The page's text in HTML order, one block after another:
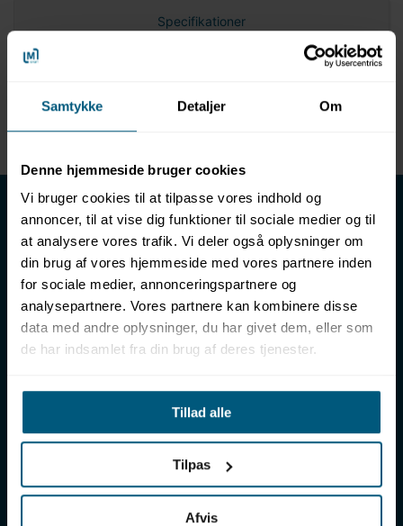
Samtykke Detaljer Om
Denne hjemmeside bruger cookies
Vi bruger cookies til at tilpasse vores indhold og
annoncer, til at vise dig funktioner til sociale medier og til
at analysere vores trafik. Vi deler også oplysninger om
din brug af vores hjemmeside med vores partnere inden
for sociale medier, annonceringspartnere og
analysepartnere. Vores partnere kan kombinere disse
data med andre oplysninger, du har givet dem, eller som
de har indsamlet fra din brug af deres tjenester.
Tillad alle
Tilpas
Afvis
Specifikationer
Enhed
LML SPORT - Alt til vand
LML SPORT er en engrosforhandler af alt til vand. Vores
sortiment omfatter f.eks. badetøj, svømmeudstyr, udstyr til
vandleg og vandsport, vandbehandling og teknik samt inventar
til vådrum, sauna & spa. Vores kunder er bl.a. svømmehaller,
badelande, friluftsbade, campingpladser, feriecentre,
idrætshaller og skoler. Vælg os som din leverandør, fordi vi har
over 50 års erfaring i branchen og tilbyder den højeste
info@lml-sport.dk